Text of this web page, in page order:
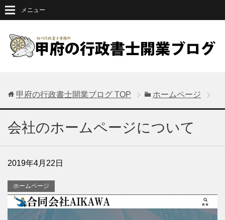
メニュー
甲府の行政書士開業ブログ TOP ホームページ
会社のホームページについて
2019年4月22日
ホームページ